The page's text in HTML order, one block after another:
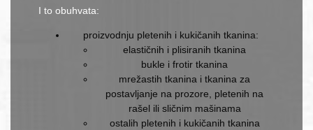
I to obuhvata:
proizvodnju pletenih i kukičanih tkanina:
elastičnih i plisiranih tkanina
bukle i frotir tkanina
mrežastih tkanina i tkanina za
postavljanje na prozore, pletenih na
rašel ili sličnim mašinama
ostalih pletenih i kukičanih tkanina